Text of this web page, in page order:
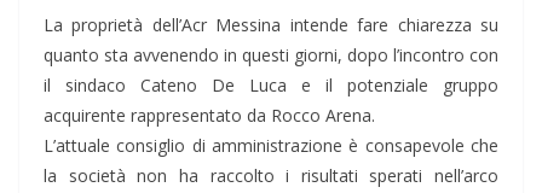
La proprietà dell’Acr Messina intende fare chiarezza su
quanto sta avvenendo in questi giorni, dopo l’incontro con
il sindaco Cateno De Luca e il potenziale gruppo
acquirente rappresentato da Rocco Arena.
L’attuale consiglio di amministrazione è consapevole che
la società non ha raccolto i risultati sperati nell’arco